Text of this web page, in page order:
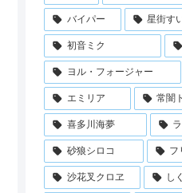
バイパー 星街す
初音ミク
ヨル・フォージャー
エミリア 常闇
喜多川海夢
砂狼シロコ フ
沙花叉クロヱ し